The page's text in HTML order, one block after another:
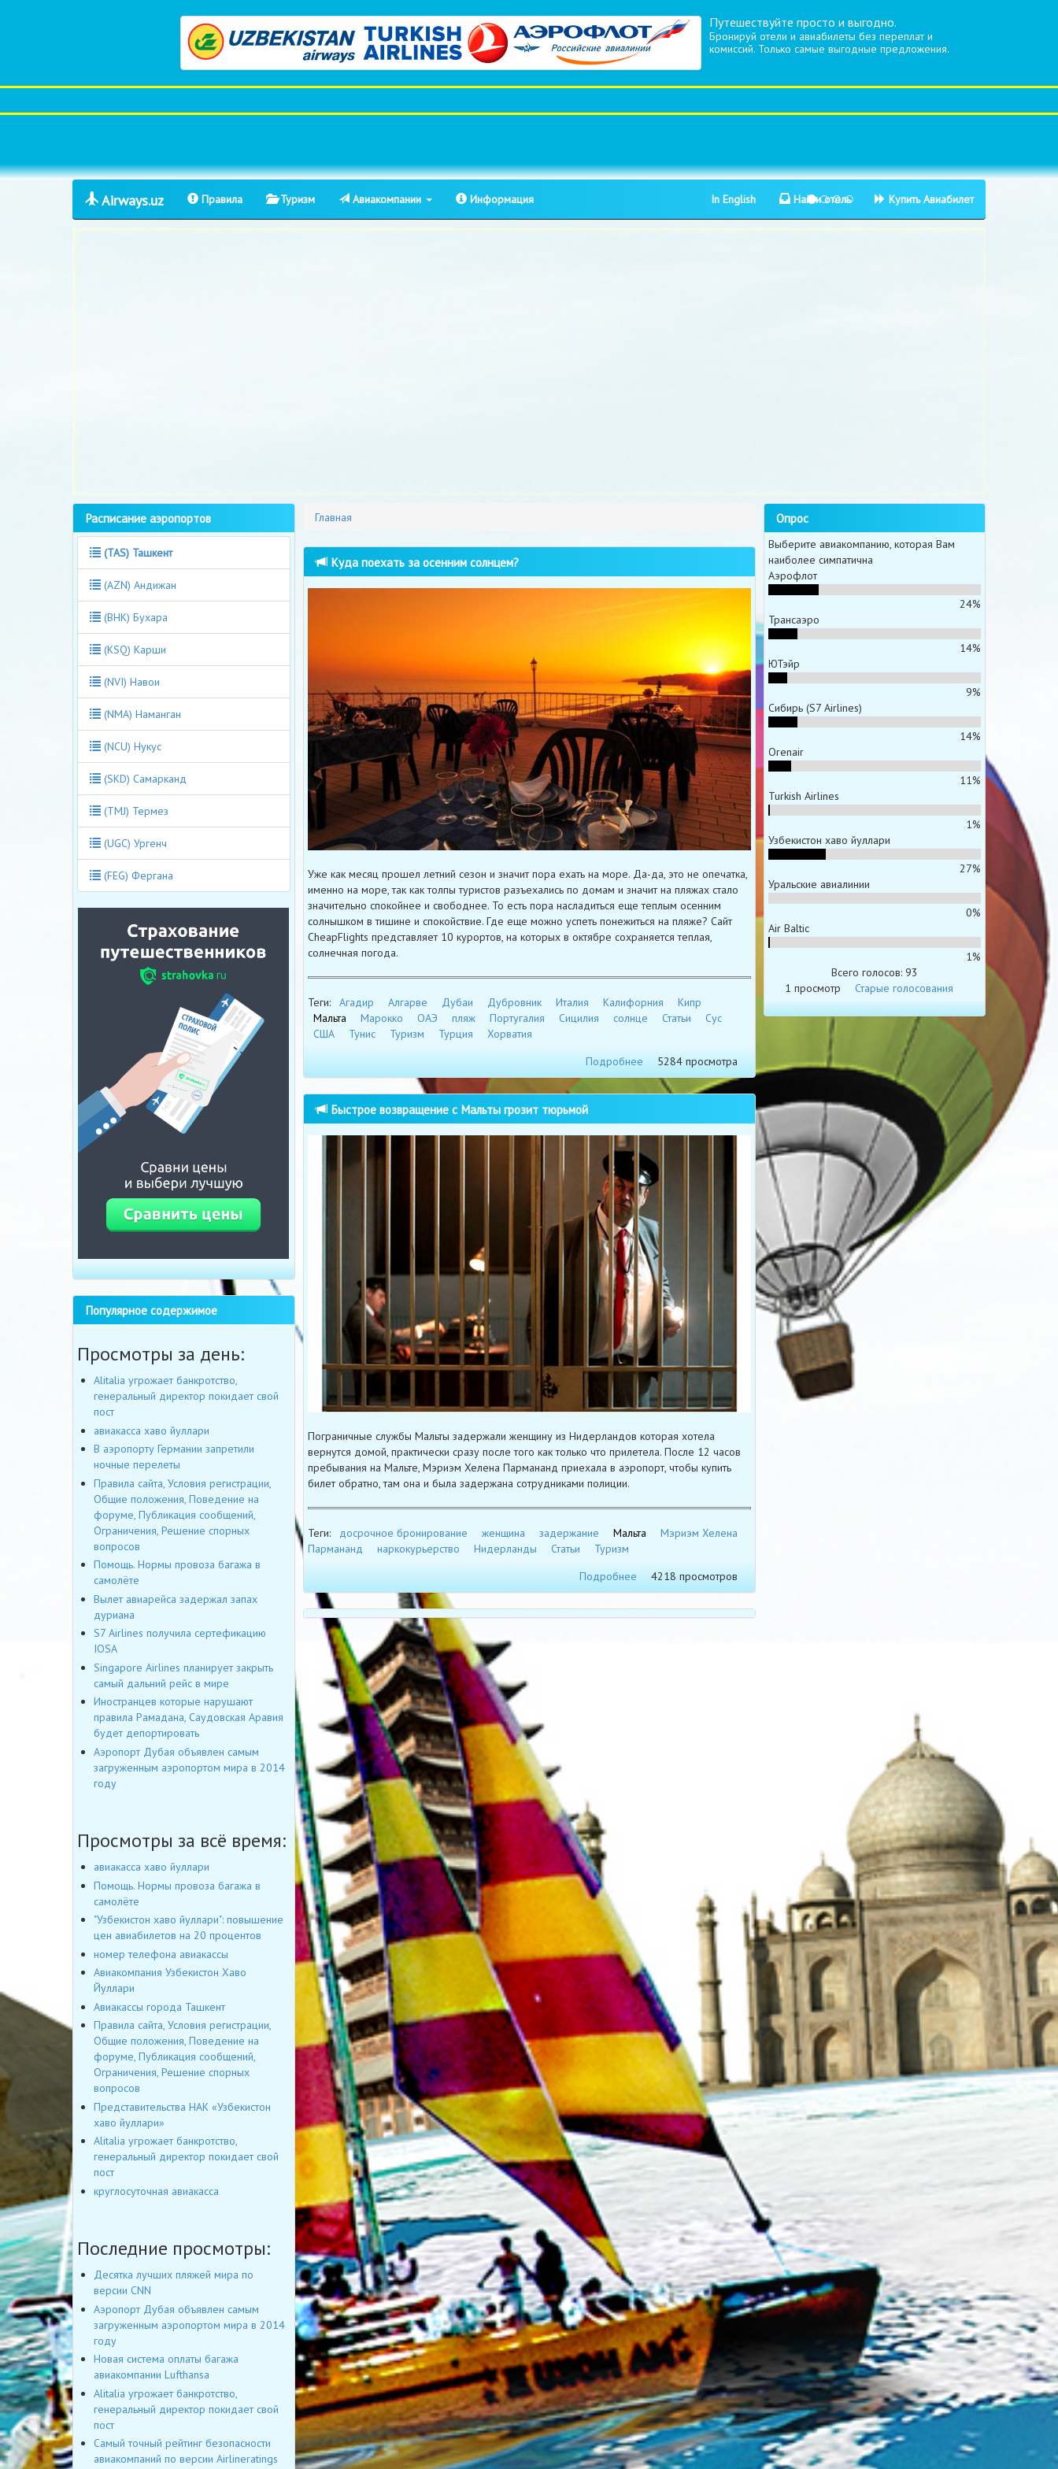
Путешествуйте просто и выгодно.
Бронируй отели и авиабилеты без переплат и
комиссий. Только самые выгодные предложения.
Airways.uz Правила Туризм Авиакомпании Информация In English Найти отель Купить Авиабилет
Главная
Куда поехать за осенним солнцем?
Уже как месяц прошел летний сезон и значит пора ехать на море. Да-да, это не опечатка,
именно на море, так как толпы туристов разъехались по домам и значит на пляжах стало
значительно спокойнее и свободнее. То есть пора насладиться еще теплым осенним
солнышком в тишине и спокойствие. Где еще можно успеть понежиться на пляже? Сайт
CheapFlights представляет 10 курортов, на которых в октябре сохраняется теплая,
солнечная погода.
Теги: Агадир Алгарве Дубаи Дубровник Италия Калифорния
Кипр
Мальта
Марокко ОАЭ пляж Португалия Сицилия солнце Статьи
Сус
США
Тунис Туризм Турция
Хорватия
Подробнее
5284 просмотра
Быстрое возвращение с Мальты грозит тюрьмой
Пограничные службы Мальты задержали женщину из Нидерландов которая хотела
вернутся домой, практически сразу после того как только что прилетела. После 12 часов
пребывания на Мальте, Мэриэм Хелена Пармананд приехала в аэропорт, чтобы купить
билет обратно, там она и была задержана сотрудниками полиции.
Теги: досрочное бронирование женщина задержание Мальта
Мэриэм Хелена
Пармананд
наркокурьерство Нидерланды Статьи
Туризм
Подробнее
4218 просмотров
Расписание аэропортов
(TAS) Ташкент
(AZN) Андижан
(BHK) Бухара
(KSQ) Карши
(NVI) Навои
(NMA) Наманган
(NCU) Нукус
(SKD) Самарканд
(TMJ) Термез
(UGC) Ургенч
(FEG) Фергана
Популярное содержимое
Просмотры за день:
Alitalia угрожает банкротство,
генеральный директор покидает свой
пост
авиакасса хаво йуллари
В аэропорту Германии запретили
ночные перелеты
Правила сайта, Условия регистрации,
Общие положения, Поведение на
форуме, Публикация сообщений,
Ограничения, Решение спорных
вопросов
Помощь. Нормы провоза багажа в
самолёте
Вылет авиарейса задержал запах
дуриана
S7 Airlines получила сертефикацию
IOSA
Singapore Airlines планирует закрыть
самый дальний рейс в мире
Иностранцев которые нарушают
правила Рамадана, Саудовская Аравия
будет депортировать
Аэропорт Дубая объявлен самым
загруженным аэропортом мира в 2014
году
Просмотры за всё время:
авиакасса хаво йуллари
Помощь. Нормы провоза багажа в
самолёте
"Узбекистон хаво йуллари": повышение
цен авиабилетов на 20 процентов
номер телефона авиакассы
Авиакомпания Узбекистон Хаво
Йуллари
Авиакассы города Ташкент
Правила сайта, Условия регистрации,
Общие положения, Поведение на
форуме, Публикация сообщений,
Ограничения, Решение спорных
вопросов
Представительства НАК «Узбекистон
хаво йуллари»
Alitalia угрожает банкротство,
генеральный директор покидает свой
пост
круглосуточная авиакасса
Последние просмотры:
Десятка лучших пляжей мира по
версии CNN
Аэропорт Дубая объявлен самым
загруженным аэропортом мира в 2014
году
Новая система оплаты багажа
авиакомпании Lufthansa
Alitalia угрожает банкротство,
генеральный директор покидает свой
пост
Самый точный рейтинг безопасности
авиакомпаний по версии Airlineratings
Опрос
Выберите авиакомпанию, которая Вам
наиболее симпатична
Аэрофлот
24%
Трансаэро
14%
ЮТэйр
9%
Сибирь (S7 Airlines)
14%
Orenair
11%
Turkish Airlines
1%
Узбекистон хаво йуллари
27%
Уральские авиалинии
0%
Air Baltic
1%
Всего голосов: 93
1 просмотр
Старые голосования